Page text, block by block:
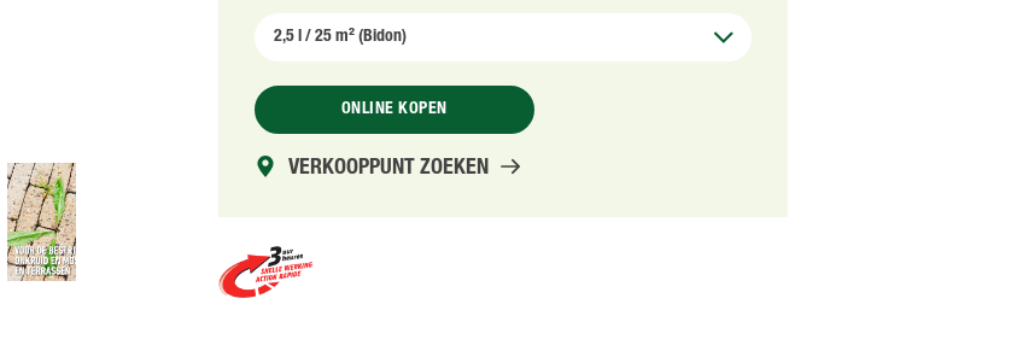
ONLINE KOPEN
VERKOOPPUNT ZOEKEN